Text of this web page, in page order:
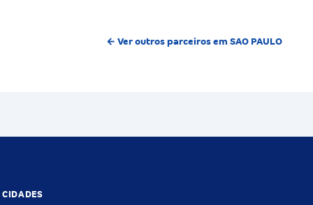
← Ver outros parceiros em SAO PAULO